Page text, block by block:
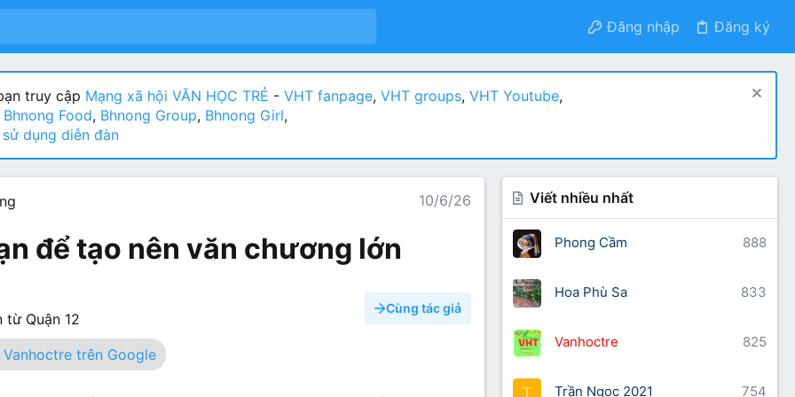
Đăng nhập Đăng ký
truy cập Mạng xã hội VĂN HỌC TRẺ - VHT fanpage, VHT groups, VHT Youtube,
Bhnong Food, Bhnong Group, Bhnong Girl,
sử dụng diễn đàn
10/6/26
để tạo nên văn chương lớn
từ Quận 12
Cùng tác giả
Vanhoctre trên Google
Viết nhiều nhất
888
Phong Cầm
833
Hoa Phù Sa
825
Vanhoctre
T 754
Trần Ngọc 2021